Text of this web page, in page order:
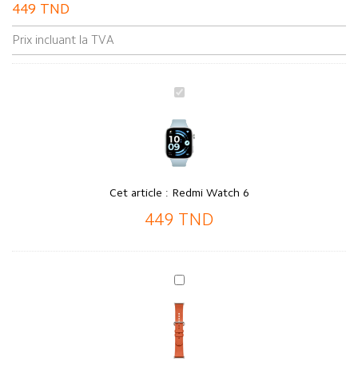
449 TND
Prix incluant la TVA
Redmi
6
Cet article : Redmi Watch 6
449 TND
Xiaomi
Quick
Release
Strap